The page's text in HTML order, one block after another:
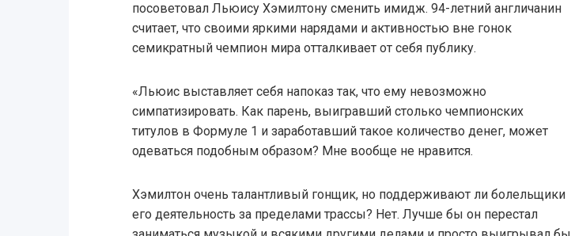
посоветовал Льюису Хэмилтону сменить имидж. 94-летний англичанин
считает, что своими яркими нарядами и активностью вне гонок
семикратный чемпион мира отталкивает от себя публику.
«Льюис выставляет себя напоказ так, что ему невозможно
симпатизировать. Как парень, выигравший столько чемпионских
титулов в Формуле 1 и заработавший такое количество денег, может
одеваться подобным образом? Мне вообще не нравится.
Хэмилтон очень талантливый гонщик, но поддерживают ли болельщики
его деятельность за пределами трассы? Нет. Лучше бы он перестал